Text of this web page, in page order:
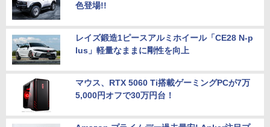
色登場!!
レイズ鍛造1ピースアルミホイール「CE28 N-p
lus」軽量なままに剛性を向上
マウス、RTX 5060 Ti搭載ゲーミングPCが7万
5,000円オフで30万円台！